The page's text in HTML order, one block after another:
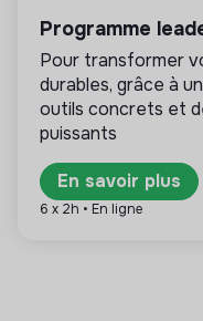
Cette structure
solidarité et
gestion est
lucrativité est
coopérative,
ESUS.
Programme
Pour transformer
durables, grâce à
outils concrets et
puissants
En savoir plus
6 x 2h • En ligne